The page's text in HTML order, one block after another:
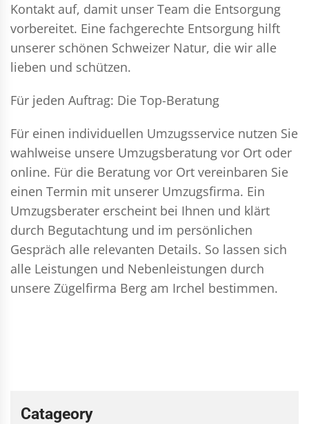
Kontakt auf, damit unser Team die Entsorgung
vorbereitet. Eine fachgerechte Entsorgung hilft
unserer schönen Schweizer Natur, die wir alle
lieben und schützen.
Für jeden Auftrag: Die Top-Beratung
Für einen individuellen Umzugsservice nutzen Sie
wahlweise unsere Umzugsberatung vor Ort oder
online. Für die Beratung vor Ort vereinbaren Sie
einen Termin mit unserer Umzugsfirma. Ein
Umzugsberater erscheint bei Ihnen und klärt
durch Begutachtung und im persönlichen
Gespräch alle relevanten Details. So lassen sich
alle Leistungen und Nebenleistungen durch
unsere Zügelfirma Berg am Irchel bestimmen.
Catageory